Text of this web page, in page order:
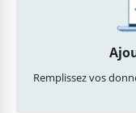
Remplissez vos